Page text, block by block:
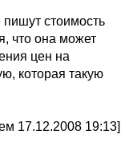
стоимость
что она может
цен на
которая такую
17.12.2008 19:13]